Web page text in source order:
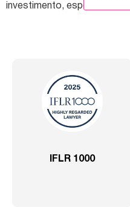
investimento, espécie de […]
IFLR 1000